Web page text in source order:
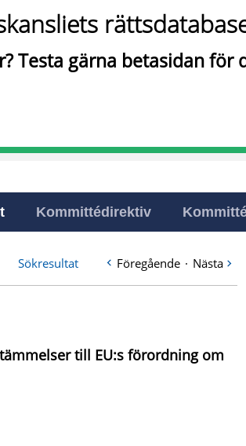
Testa gärna betasidan för
Kommittédirektiv
Sökresultat Föregående · Nästa
till EU:s förordning om